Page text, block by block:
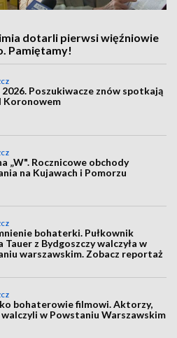
dotarli pierwsi więźniowie
Pamiętamy!
Poszukiwacze znów spotkają
Koronowem
„W". Rocznicowe obchody
na Kujawach i Pomorzu
bohaterki. Pułkownik
Tauer z Bydgoszczy walczyła w
warszawskim. Zobacz reportaż
bohaterowie filmowi. Aktorzy,
w Powstaniu Warszawskim